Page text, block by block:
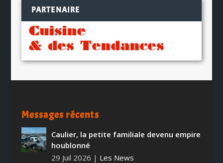
PARTENAIRE
Messages récents
Caulier, la petite familiale devenu empire
houblonné
29 Juil 2026 | Les News